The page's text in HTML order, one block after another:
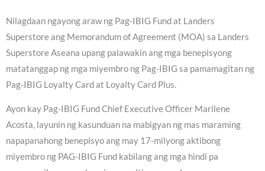
Nilagdaan ngayong araw ng Pag-IBIG Fund at Landers
Superstore ang Memorandum of Agreement (MOA) sa Landers
Superstore Aseana upang palawakin ang mga benepisyong
matatanggap ng mga miyembro ng Pag-IBIG sa pamamagitan ng
Pag-IBIG Loyalty Card at Loyalty Card Plus.
Ayon kay Pag-IBIG Fund Chief Executive Officer Marilene
Acosta, layunin ng kasunduan na mabigyan ng mas maraming
napapanahong benepisyo ang may 17-milyong aktibong
miyembro ng PAG-IBIG Fund kabilang ang mga hindi pa